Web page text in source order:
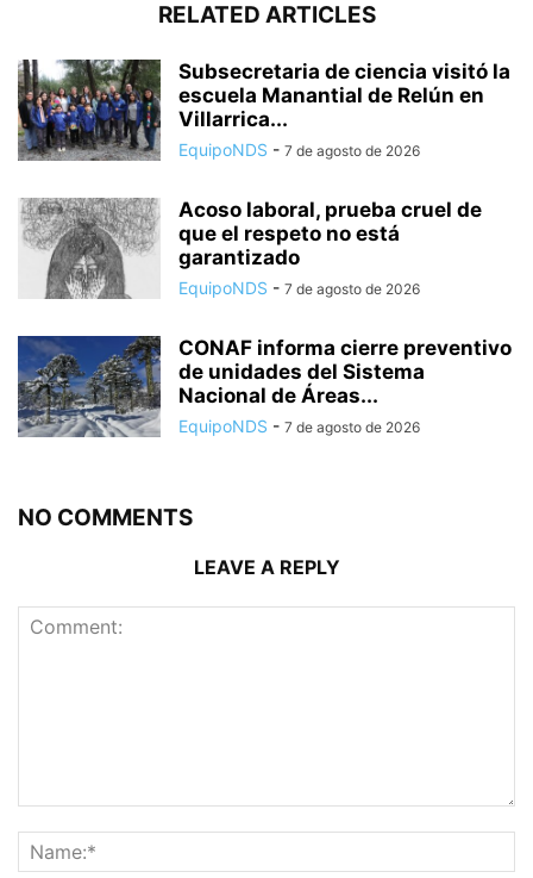
RELATED ARTICLES
Subsecretaria de ciencia visitó la
escuela Manantial de Relún en
Villarrica...
EquipoNDS - 7 de agosto de 2026
Acoso laboral, prueba cruel de
que el respeto no está
garantizado
EquipoNDS - 7 de agosto de 2026
CONAF informa cierre preventivo
de unidades del Sistema
Nacional de Áreas...
EquipoNDS - 7 de agosto de 2026
NO COMMENTS
LEAVE A REPLY